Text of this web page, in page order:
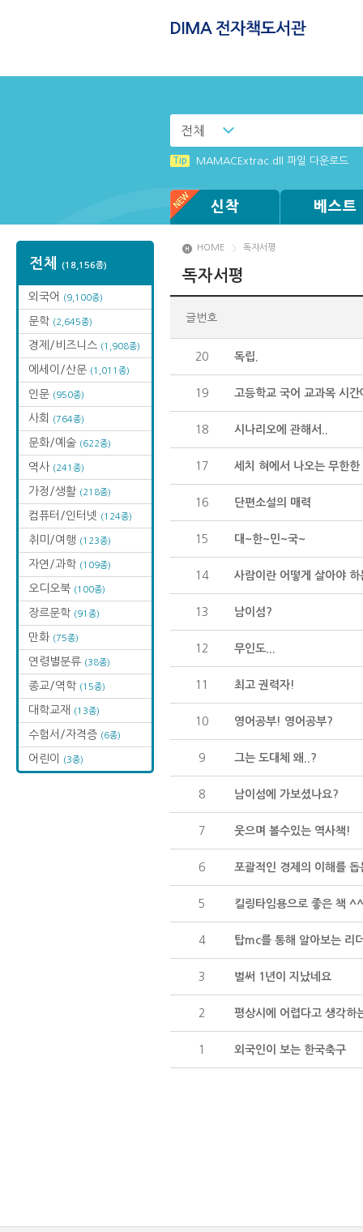
전체
Tip MAMACExtrac.dll 파일 다운로드
신착 베스트
전체 (18,156종)
외국어 (9,100종)
문학 (2,645종)
경제/비즈니스 (1,908종)
에세이/산문 (1,011종)
인문 (950종)
사회 (764종)
문화/예술 (622종)
역사 (241종)
가정/생활 (218종)
컴퓨터/인터넷 (124종)
취미/여행 (123종)
자연/과학 (109종)
오디오북 (100종)
장르문학 (91종)
만화 (75종)
연령별분류 (38종)
종교/역학 (15종)
대학교재 (13종)
수험서/자격증 (6종)
어린이 (3종)
HOME 독자서평
독자서평
글번호
20 독립.
19 고등학교 국어 교과목 시간
18 시나리오에 관해서..
17 세치 혀에서 나오는 무한한
16 단편소설의 매력
15 대~한~민~국~
14 사람이란 어떻게 살아야 하
13 남이섬?
12 무인도...
11 최고 권력자!
10 영어공부! 영어공부?
9 그는 도대체 왜..?
8 남이섬에 가보셨나요?
7 웃으며 볼수있는 역사책!
6 포괄적인 경제의 이해를 돕
5 킬링타임용으로 좋은 책
4 탑mc를 통해 알아보는 리
3 벌써 1년이 지났네요
2 평상시에 어렵다고 생각하
1 외국인이 보는 한국축구